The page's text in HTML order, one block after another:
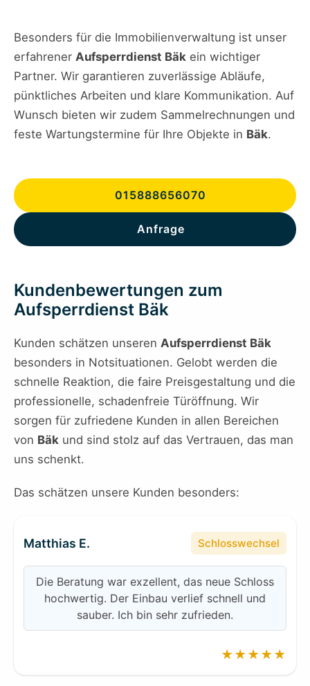
Besonders für die Immobilienverwaltung ist unser
erfahrener Aufsperrdienst Bäk ein wichtiger
Partner. Wir garantieren zuverlässige Abläufe,
pünktliches Arbeiten und klare Kommunikation. Auf
Wunsch bieten wir zudem Sammelrechnungen und
feste Wartungstermine für Ihre Objekte in Bäk.
015888656070
Anfrage
Kundenbewertungen zum
Aufsperrdienst Bäk
Kunden schätzen unseren Aufsperrdienst Bäk
besonders in Notsituationen. Gelobt werden die
schnelle Reaktion, die faire Preisgestaltung und die
professionelle, schadenfreie Türöffnung. Wir
sorgen für zufriedene Kunden in allen Bereichen
von Bäk und sind stolz auf das Vertrauen, das man
uns schenkt.
Das schätzen unsere Kunden besonders:
Matthias E. Schlosswechsel
Die Beratung war exzellent, das neue Schloss
hochwertig. Der Einbau verlief schnell und
sauber. Ich bin sehr zufrieden.
★★★★★